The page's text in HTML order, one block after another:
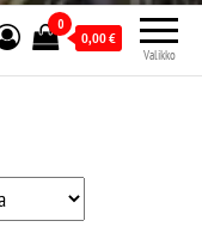
sydämessä.
Valikko
0
0,00€